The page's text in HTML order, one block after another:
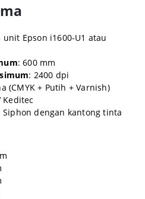
unit Epson i1600-U1 atau
:600 mm
: 2400 dpi
(CMYK + Putih + Varnish)
Keditec
Siphon dengan kantong tinta